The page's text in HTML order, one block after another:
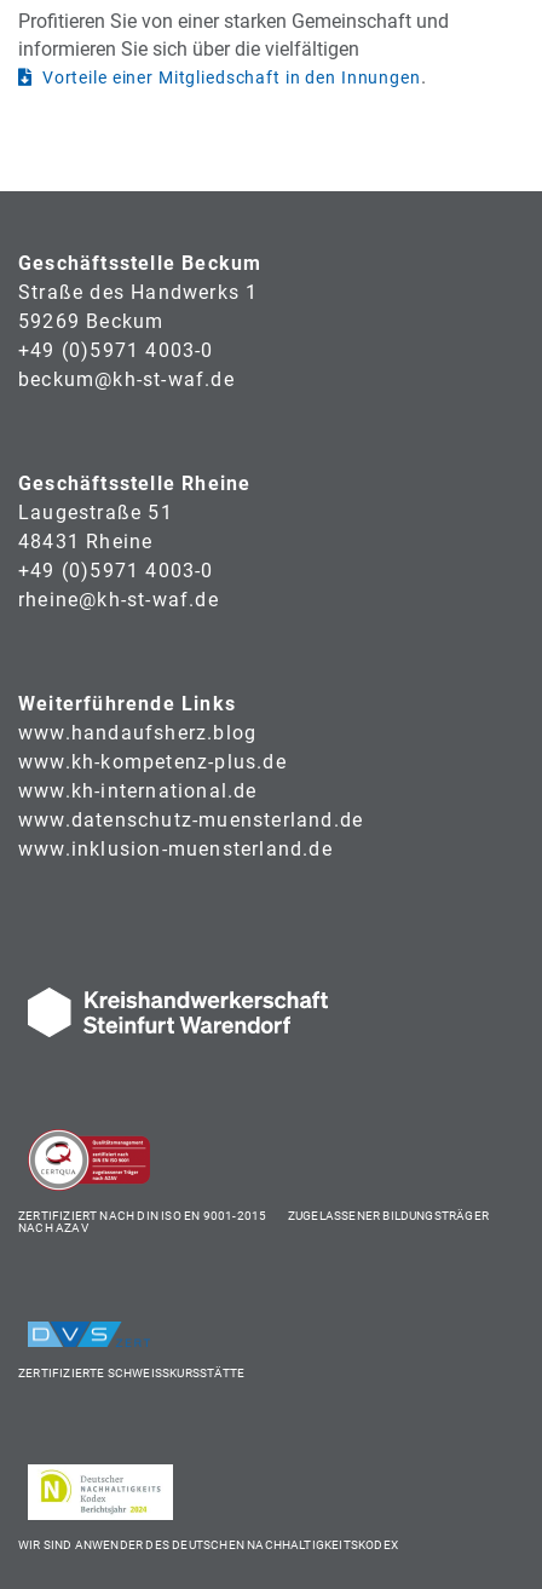
Profitieren Sie von einer starken Gemeinschaft und
informieren Sie sich über die vielfältigen
Vorteile einer Mitgliedschaft in den Innungen.
Geschäftsstelle Beckum
Straße des Handwerks 1
59269 Beckum
+49 (0)5971 4003-0
beckum@kh-st-waf.de
Geschäftsstelle Rheine
Laugestraße 51
48431 Rheine
+49 (0)5971 4003-0
rheine@kh-st-waf.de
Weiterführende Links
www.handaufsherz.blog
www.kh-kompetenz-plus.de
www.kh-international.de
www.datenschutz-muensterland.de
www.inklusion-muensterland.de
ZERTIFIZIERT NACH DIN ISO EN 9001-2015 ZUGELASSENER BILDUNGSTRÄGER
NACH AZAV
ZERTIFIZIERTE SCHWEISSKURSSTÄTTE
WIR SIND ANWENDER DES DEUTSCHEN NACHHALTIGKEITSKODEX